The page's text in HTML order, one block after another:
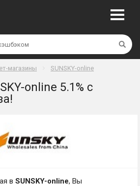
магазины SUNSKY-online
online 5.1% с
в SUNSKY-online, Вы